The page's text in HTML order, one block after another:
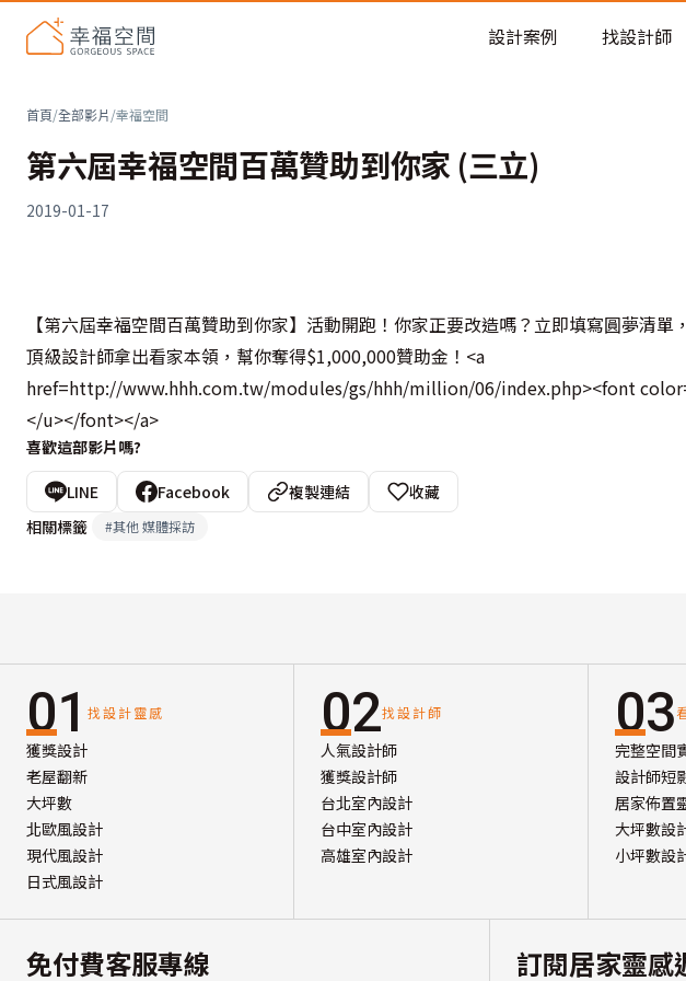
老屋預
設計案例 找設計師
首頁/全部影片/幸福空間
第六屆幸福空間百萬贊助到你家 (三立)
2019-01-17
【第六屆幸福空間百萬贊助到你家】活動開跑！你家正要改造嗎？立即填寫圓夢清
頂級設計師拿出看家本領，幫你奪得$1,000,000贊助金！<a
href=http://www.hhh.com.tw/modules/gs/hhh/million/06/index.php><font
</u></font></a>
喜歡這部影片嗎?
LINE Facebook 複製連結
收藏
相關標籤
#其他 媒體採訪
01 找設計靈感
獲獎設計
老屋翻新
大坪數
北歐風設計
現代風設計
日式風設計
02找設計師
人氣設計師
獲獎設計師
台北室內設計
台中室內設計
高雄室內設計
03
完整空間
設計師短
居家佈置
大坪數設
小坪數設
免付費客服專線 訂閱居家靈感